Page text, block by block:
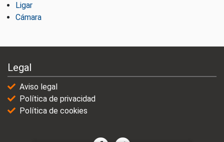
Ligar
Cámara
Legal
Aviso legal
Política de privacidad
Política de cookies